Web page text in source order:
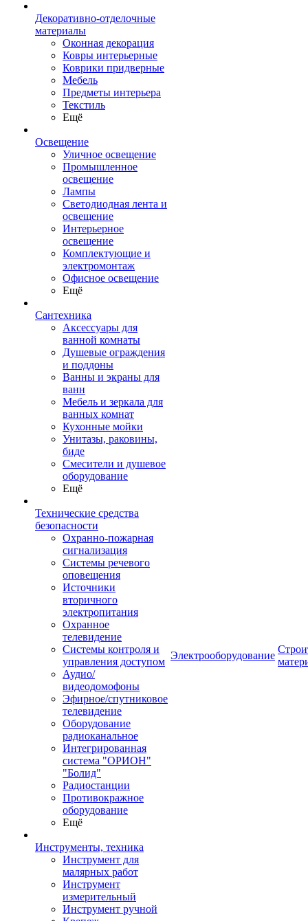
Декоративно-отделочные
материалы
Оконная декорация
Ковры интерьерные
Коврики придверные
Мебель
Предметы интерьера
Текстиль
Ещё
Освещение
Уличное освещение
Промышленное
освещение
Лампы
Светодиодная лента и
освещение
Интерьерное
освещение
Комплектующие и
электромонтаж
Офисное освещение
Ещё
Сантехника
Аксессуары для
ванной комнаты
Душевые ограждения
и поддоны
Ванны и экраны для
ванн
Мебель и зеркала для
ванных комнат
Кухонные мойки
Унитазы, раковины,
биде
Смесители и душевое
оборудование
Ещё
Технические средства
безопасности
Охранно-пожарная
сигнализация
Системы речевого
оповещения
Источники
вторичного
электропитания
Охранное
телевидение
Системы контроля и
управления доступом
Аудио/
видеодомофоны
Эфирное/спутниковое
телевидение
Оборудование
радиоканальное
Интегрированная
система "ОРИОН"
"Болид"
Радиостанции
Противокражное
оборудование
Ещё
Инструменты, техника
Инструмент для
малярных работ
Инструмент
измерительный
Инструмент ручной
Электрооборудование